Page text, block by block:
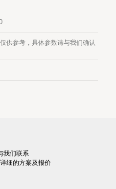
供参考，具体参数请与我们确认
我们联系
细的方案及报价